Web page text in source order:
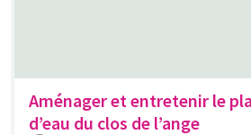
Aménager et entretenir le
d’eau du clos de l’ange